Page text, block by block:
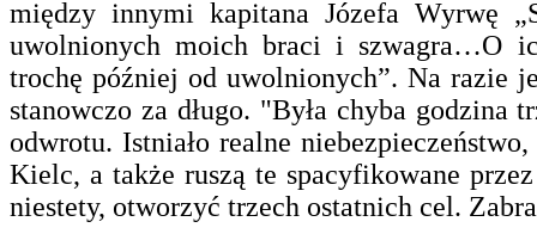
między innymi kapitana Józefa Wyrwę
uwolnionych moich braci i szwagra…O
trochę później od uwolnionych”. Na razie
stanowczo za długo. "Była chyba godzina
odwrotu. Istniało realne
Kielc, a także ruszą te spacyfikowane
niestety, otworzyć trzech ostatnich cel.